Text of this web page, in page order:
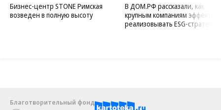
Бизнес-центр STONE Римская
возведен в полную высоту
В ДОМ.РФ рассказали, как
крупным компаниям
реализовывать ESG-стратегию
Благотворительный фонд